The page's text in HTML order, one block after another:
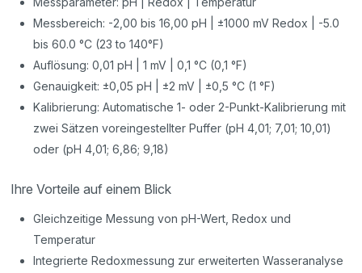
Messbereich: -2,00 bis 16,00 pH | ±1000 mV Redox | -5.0
bis 60.0 °C (23 to 140°F)
Auflösung: 0,01 pH | 1 mV | 0,1 °C (0,1 °F)
Genauigkeit: ±0,05 pH | ±2 mV | ±0,5 °C (1 °F)
Kalibrierung: Automatische 1- oder 2-Punkt-Kalibrierung mit
zwei Sätzen voreingestellter Puffer (pH 4,01; 7,01; 10,01)
oder (pH 4,01; 6,86; 9,18)
Ihre Vorteile auf einem Blick
Gleichzeitige Messung von pH-Wert, Redox und
Temperatur
Integrierte Redoxmessung zur erweiterten Wasseranalyse